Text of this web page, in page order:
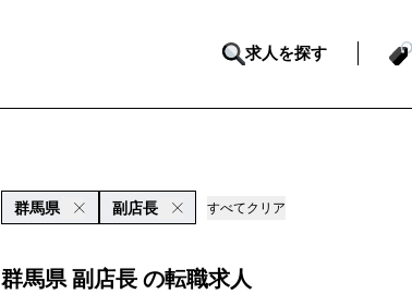
求人を探す
群馬県 副店長 すべてクリア
群馬県 副店長 の転職求人